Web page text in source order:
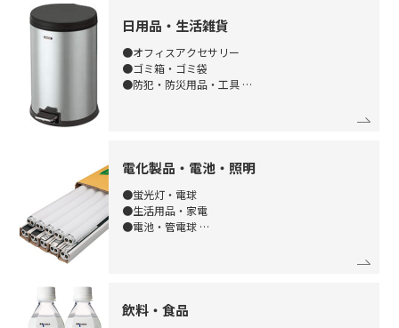
日用品・生活雑貨
●オフィスアクセサリー
●ゴミ箱・ゴミ袋
●防犯・防災用品・工具
電化製品・電池・照明
●蛍光灯・電球
●生活用品・家電
●電池・管電球
飲料・食品